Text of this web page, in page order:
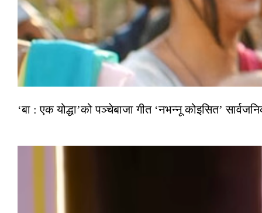
‘बा : एक योद्धा’को पञ्चेबाजा गीत ‘नभन्नू कोइसित’